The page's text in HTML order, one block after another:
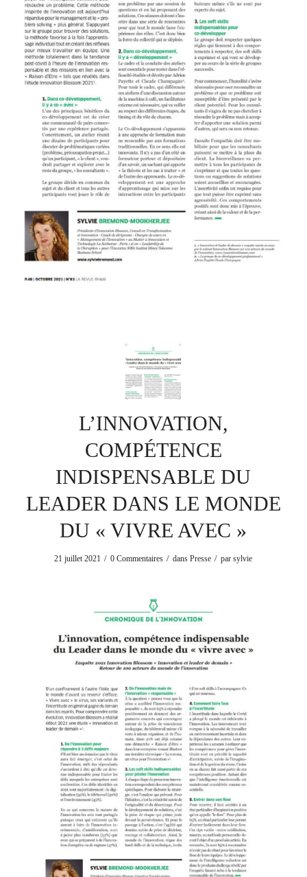
L’INNOVATION,
COMPÉTENCE
INDISPENSABLE DU
LEADER DANS LE MONDE
DU « VIVRE AVEC »
21 juillet 2021 / 0 Commentaires / dansPresse / parsylvie